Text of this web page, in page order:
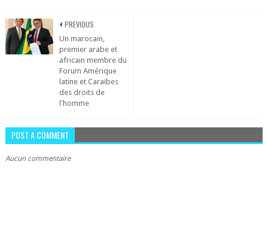
PREVIOUS
Un marocain,
premier arabe et
africain membre du
Forum Amérique
latine et Caraïbes
des droits de
l'homme
POST A COMMENT
Aucun commentaire